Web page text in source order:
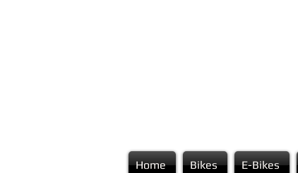
Home Bikes E-Bikes